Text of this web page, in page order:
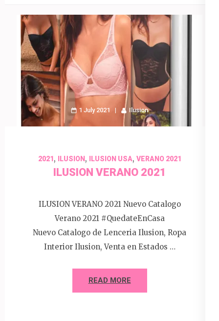
1 July 2021 Ilusion
2021, ILUSION, ILUSION USA, VERANO 2021
ILUSION VERANO 2021
ILUSION VERANO 2021 Nuevo Catalogo
Verano 2021 #QuedateEnCasa
Nuevo Catalogo de Lenceria Ilusion, Ropa
Interior Ilusion, Venta en Estados …
READ MORE